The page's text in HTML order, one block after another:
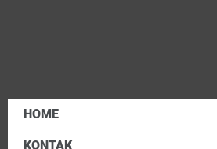
HOME
KONTAK